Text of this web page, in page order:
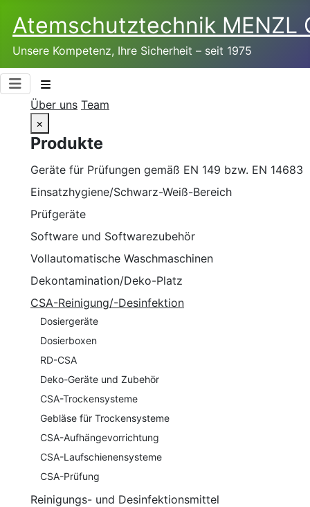
Atemschutztechnik­ MENZL
Unsere Kompetenz, Ihre Sicherheit – seit 1975
Über uns Team
×
Produkte
Geräte für Prüfungen gemäß EN 149 bzw. EN 14683
Einsatzhygiene/Schwarz-Weiß-Bereich
Prüfgeräte
Software und Softwarezubehör
Vollautomatische Waschmaschinen
Dekontamination/Deko-Platz
CSA-Reinigung/-Desinfektion
Dosiergeräte
Dosierboxen
RD-CSA
Deko-Geräte und Zubehör
CSA-Trockensysteme
Gebläse für Trockensysteme
CSA-Aufhängevorrichtung
CSA-Laufschienensysteme
CSA-Prüfung
Reinigungs- und Desinfektionsmittel